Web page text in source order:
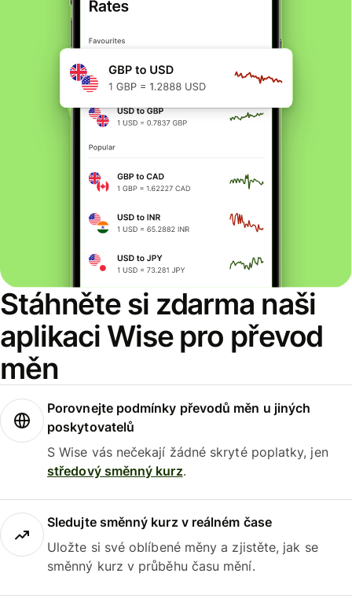
Stáhněte si zdarma naši
aplikaci Wise pro převod
měn
Porovnejte podmínky převodů měn u jiných
poskytovatelů
S Wise vás nečekají žádné skryté poplatky, jen
středový směnný kurz.
Sledujte směnný kurz v reálném čase
Uložte si své oblíbené měny a zjistěte, jak se
směnný kurz v průběhu času mění.